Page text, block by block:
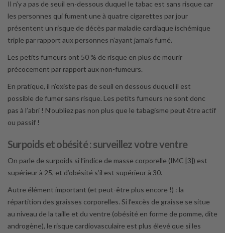
Il n’y a pas de seuil en-dessous duquel le tabac est sans risque car
les personnes qui fument une à quatre cigarettes par jour
présentent un risque de décès par maladie cardiaque ischémique
triple par rapport aux personnes n’ayant jamais fumé.
Les petits fumeurs ont 50 % de risque en plus de mourir
précocement par rapport aux non-fumeurs.
En pratique, il n’existe pas de seuil en dessous duquel il est
possible de fumer sans risque. Les petits fumeurs ne sont donc
pas à l’abri ! N’oubliez pas non plus que le tabagisme peut être actif
ou passif !
Surpoids et obésité : surveillez votre ventre
On parle de surpoids si l’indice de masse corporelle (IMC [3]) est
supérieur à 25, et d’obésité s’il est supérieur à 30.
Autre élément important (et peut-être plus encore !) : la
répartition des graisses corporelles. Si l’excès de graisse se situe
au niveau de la taille et du ventre (obésité en forme de pomme, dite
androgène), le risque cardiovasculaire est plus élevé que si les